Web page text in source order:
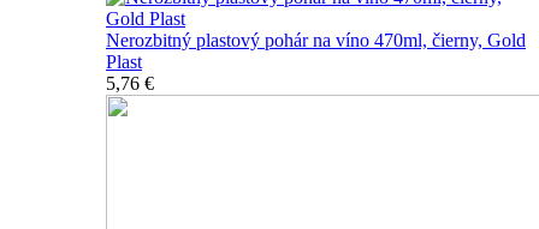
Nerozbitný plastový pohár na víno 470ml, čierny, Gold
Plast
5,76 €